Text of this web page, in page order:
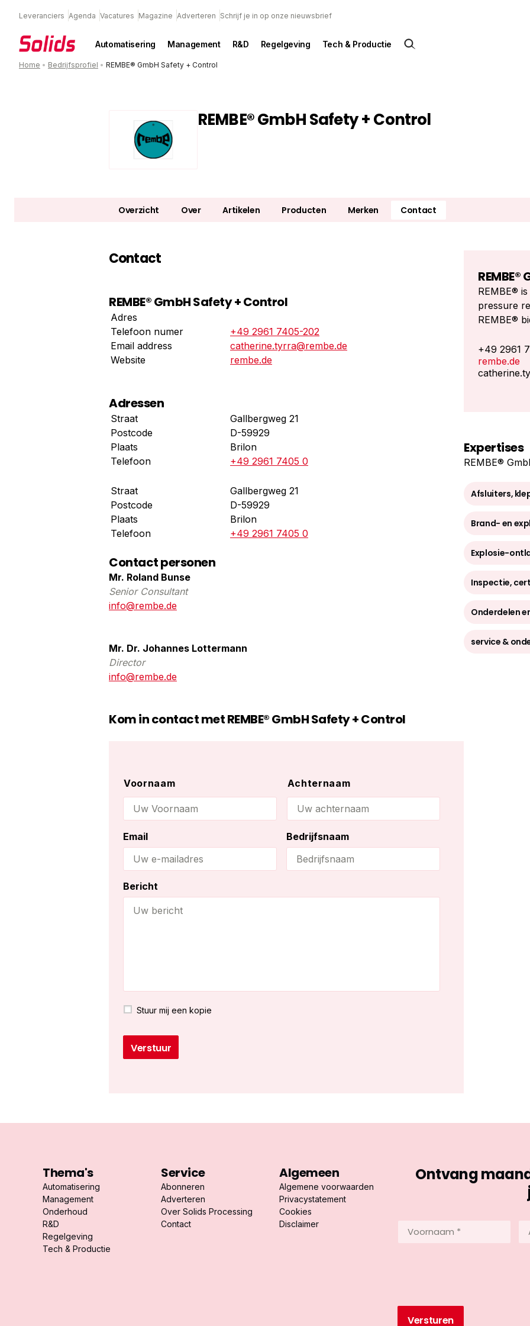
Leveranciers Agenda Vacatures Magazine Adverteren Schrijf je in op onze nieuwsbrief
Automatisering Management R&D Regelgeving Tech & Productie
Home • Bedrijfsprofiel • REMBE® GmbH Safety + Control
REMBE® GmbH Safety + Control
Overzicht Over Artikelen Producten Merken Contact
Contact
REMBE® GmbH Safety + Control
Adres
Telefoon numer
+49 2961 7405-202
Email address
catherine.tyrra@rembe.de
Website
rembe.de
Adressen
Straat
Gallbergweg 21
Postcode
D-59929
Plaats
Brilon
Telefoon
+49 2961 7405 0
Straat
Gallbergweg 21
Postcode
D-59929
Plaats
Brilon
Telefoon
+49 2961 7405 0
Contact personen
Mr. Roland Bunse
Senior Consultant
info@rembe.de
Mr. Dr. Johannes Lottermann
Director
info@rembe.de
Kom in contact met REMBE® GmbH Safety + Control
Name
Voornaam Achternaam
Email Bedrijfsnaam
Bericht
Stuur mij een kopie
REMBE®
pressure
REMBE®
apparatuur.
Alle
voldoen
REMBE®
eigen
1973,
dan 250
REMBE®
de
snel
+49 2961
rembe.de
Expertises
REMBE®
Afsluiters,
Brand- en
Explosie-
Inspectie,
Onderdelen
service &
Thema's
Automatisering
Management
Onderhoud
R&D
Regelgeving
Tech & Productie
Service
Abonneren
Adverteren
Over Solids Processing
Contact
Algemeen
Algemene voorwaarden
Privacystatement
Cookies
Disclaimer
Ontvang